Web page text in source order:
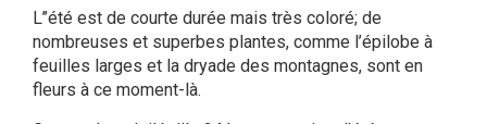
L’’été est de courte durée mais très coloré; de
nombreuses et superbes plantes, comme l’épilobe à
feuilles larges et la dryade des montagnes, sont en
fleurs à ce moment-là.